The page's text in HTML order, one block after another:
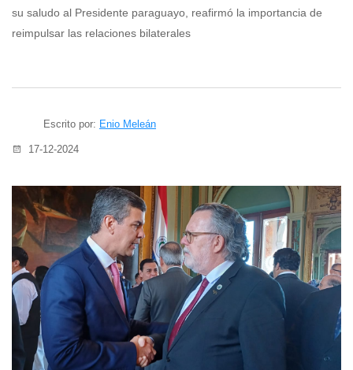
su saludo al Presidente paraguayo, reafirmó la importancia de
reimpulsar las relaciones bilaterales
Escrito por: Enio Meleán
17-12-2024